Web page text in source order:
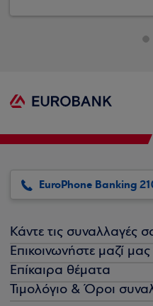
EuroPhone Banking
Κάντε τις συναλλαγές
Επικοινωνήστε μαζί μας
Επίκαιρα θέματα
Τιμολόγιο & Όροι